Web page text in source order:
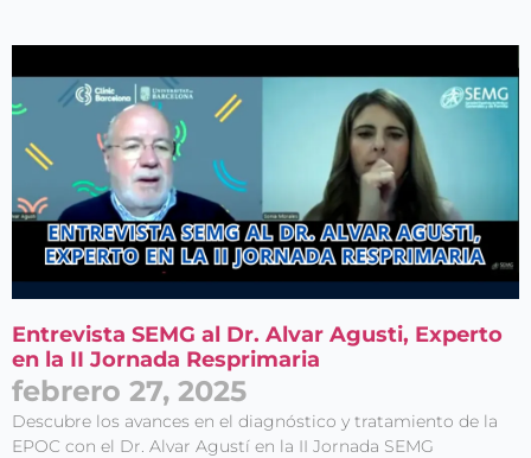
Entrevista SEMG al Dr. Alvar Agusti, Experto
en la II Jornada Resprimaria
febrero 27, 2025
Descubre los avances en el diagnóstico y tratamiento de la
EPOC con el Dr. Alvar Agustí en la II Jornada SEMG